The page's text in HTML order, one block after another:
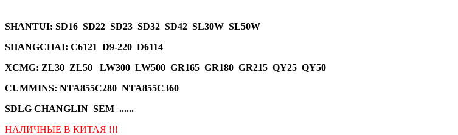
SHANTUI: SD16 SD22 SD23 SD32 SD42 SL30W SL50W
SHANGCHAI: C6121 D9-220 D6114
XCMG: ZL30 ZL50 LW300 LW500 GR165 GR180 GR215 QY25 QY50
CUMMINS: NTA855C280 NTA855C360
SDLG CHANGLIN SEM ......
НАЛИЧНЫЕ В КИТАЯ !!!